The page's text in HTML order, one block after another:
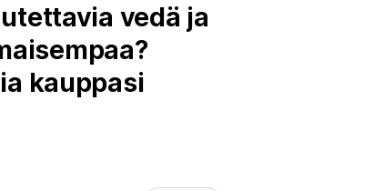
vedä ja
kauppasi